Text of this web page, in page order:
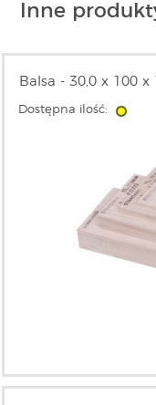
Inne
Balsa - 30,0 x 100 x
Dostępna ilość: